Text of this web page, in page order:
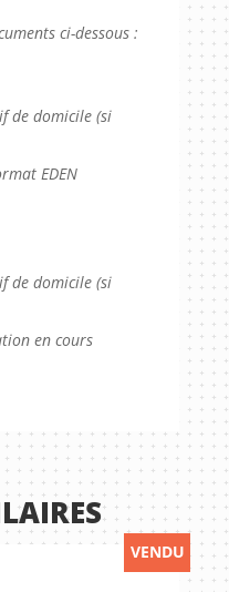
ci-dessous :
de domicile (si
EDEN
de domicile (si
en cours
VENDU